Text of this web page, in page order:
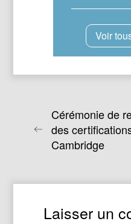
Voir
Cérémonie de
des
Cambridge
Laisser un